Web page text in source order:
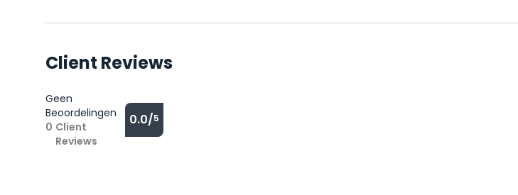
Client Reviews
Geen
Beoordelingen
0 Client
Reviews
0.0/5